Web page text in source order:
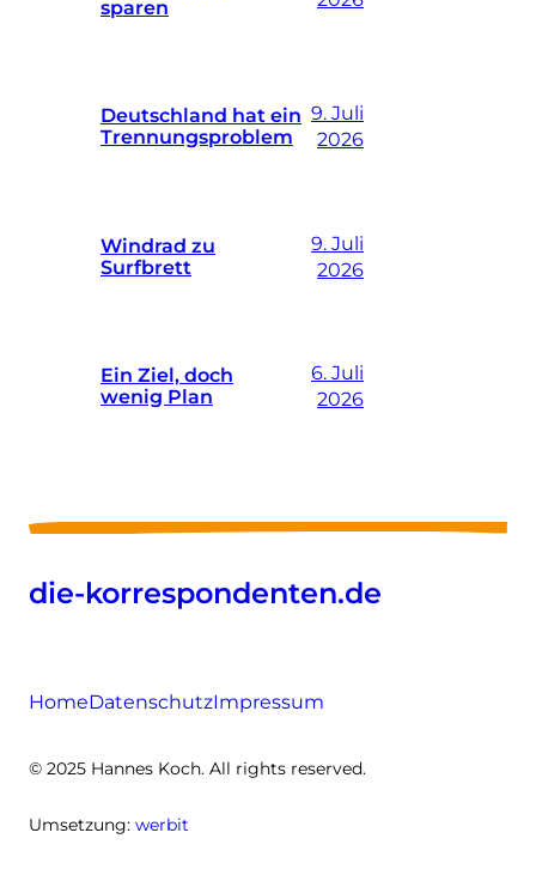
sparen
Deutschland hat ein
Trennungsproblem
9. Juli
2026
Windrad zu
Surfbrett
9. Juli
2026
Ein Ziel, doch
wenig Plan
6. Juli
2026
die-korrespondenten.de
HomeDatenschutzImpressum
© 2025 Hannes Koch. All rights reserved.
Umsetzung: werbit